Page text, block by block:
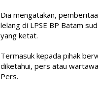
Dia mengatakan,
lelang di LPSE BP Batam
yang ketat.
Termasuk kepada pihak
diketahui, pers atau
Pers.